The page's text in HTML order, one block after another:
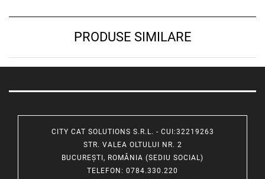
PRODUSE SIMILARE
CITY CAT SOLUTIONS S.R.L. - CUI:32219263
STR. VALEA OLTULUI NR. 2
BUCUREȘTI, ROMÂNIA (SEDIU SOCIAL)
TELEFON : 0784.330.220